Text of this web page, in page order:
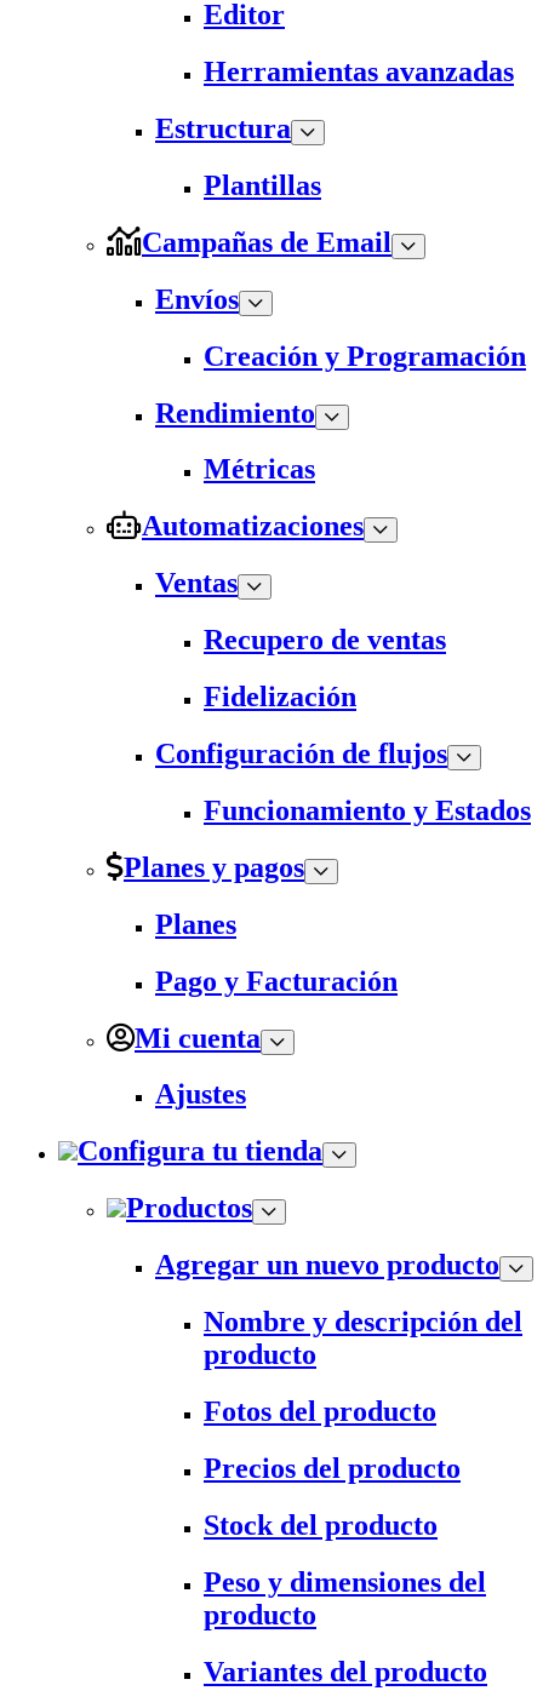
Editor
Herramientas avanzadas
Estructura
Plantillas
Campañas de Email
Envíos
Creación y Programación
Rendimiento
Métricas
Automatizaciones
Ventas
Recupero de ventas
Fidelización
Configuración de flujos
Funcionamiento y Estados
Planes y pagos
Planes
Pago y Facturación
Mi cuenta
Ajustes
Configura tu tienda
Productos
Agregar un nuevo producto
Nombre y descripción del
producto
Fotos del producto
Precios del producto
Stock del producto
Peso y dimensiones del
producto
Variantes del producto